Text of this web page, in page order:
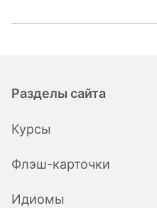
Разделы сайта
Курсы
Флэш-карточки
Идиомы